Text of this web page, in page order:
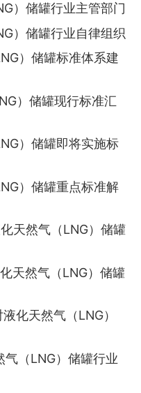
）储罐行业主管部门
）储罐行业自律组织
）储罐标准体系建
）储罐现行标准汇
）储罐即将实施标
）储罐重点标准解
天然气（LNG）储罐
天然气（LNG）储罐
化天然气（LNG）
气（LNG）储罐行业